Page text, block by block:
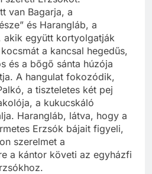
van Bagarja, a
és Harangláb, a
együtt kortyolgatják
a kancsal hegedűs,
és a bőgő sánta húzója
A hangulat fokozódik,
a tiszteletes két pej
a kukucskáló
Harangláb, látva, hogy a
Erzsók bájait figyeli,
szerelmet a
a kántor követi az egyházfi